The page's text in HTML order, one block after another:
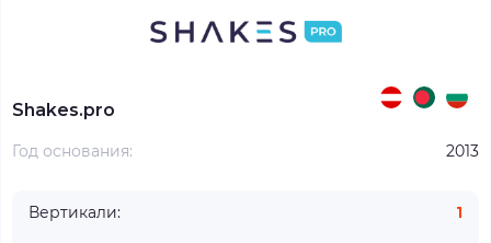
Shakes.pro
Год основания: 2013
Вертикали:
1